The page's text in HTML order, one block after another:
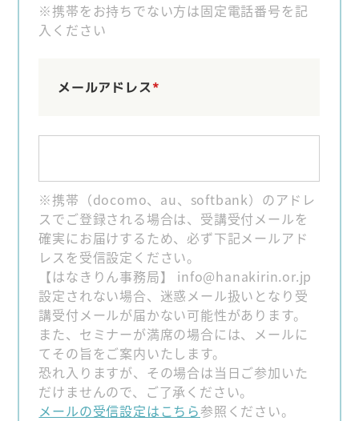
※携帯をお持ちでない方は固定電話番号を記
入ください
メールアドレス*
※携帯（docomo、au、softbank）のアドレ
スでご登録される場合は、受講受付メールを
確実にお届けするため、必ず下記メールアド
レスを受信設定ください。
【はなきりん事務局】 info@hanakirin.or.jp
設定されない場合、迷惑メール扱いとなり受
講受付メールが届かない可能性があります。
また、セミナーが満席の場合には、メールに
てその旨をご案内いたします。
恐れ入りますが、その場合は当日ご参加いた
だけませんので、ご了承ください。
メールの受信設定はこちら参照ください。